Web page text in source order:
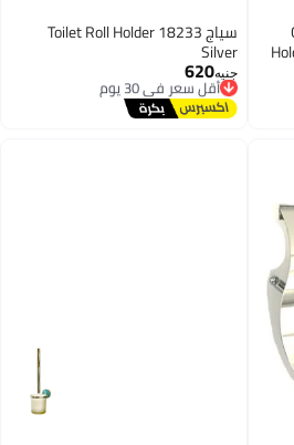
سياج Toilet Roll Holder 18233
Silver
620
أقل سعر في 30 يوم
توصيل مجاني
أقل سعر في 30 يوم